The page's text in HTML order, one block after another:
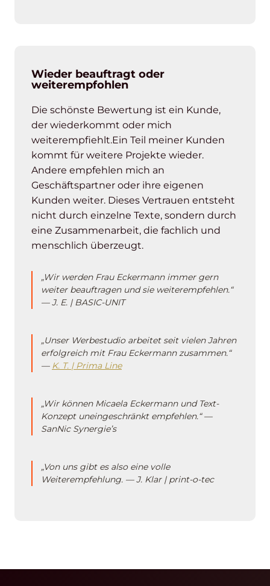
Wieder beauftragt oder
weiterempfohlen
Die schönste Bewertung ist ein Kunde,
der wiederkommt oder mich
weiterempfiehlt.Ein Teil meiner Kunden
kommt für weitere Projekte wieder.
Andere empfehlen mich an
Geschäftspartner oder ihre eigenen
Kunden weiter. Dieses Vertrauen entsteht
nicht durch einzelne Texte, sondern durch
eine Zusammenarbeit, die fachlich und
menschlich überzeugt.
„Wir werden Frau Eckermann immer gern
weiter beauftragen und sie weiterempfehlen.“
— J. E. | BASIC-UNIT
„Unser Werbestudio arbeitet seit vielen Jahren
erfolgreich mit Frau Eckermann zusammen.“
— K. T. | Prima Line
„Wir können Micaela Eckermann und Text-
Konzept uneingeschränkt empfehlen.“ —
SanNic Synergie’s
„Von uns gibt es also eine volle
Weiterempfehlung. — J. Klar | print-o-tec